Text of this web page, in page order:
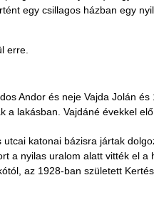
egy csillagos házban egy
erre.
Andor és neje Vajda Jolán és
a lakásban. Vajdáné évekkel
katonai bázisra jártak
a nyilas uralom alatt vitték el a
az 1928-ban született